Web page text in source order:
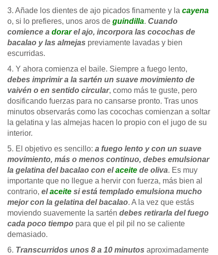
3. Añade los dientes de ajo picados finamente y la cayena
o, si lo prefieres, unos aros de guindilla. Cuando
comience a dorarel ajo, incorpora las cocochas de
bacalao y las almejas previamente lavadas y bien
escurridas.
4. Y ahora comienza el baile. Siempre a fuego lento,
debes imprimir a la sartén un suave movimiento de
vaivén o en sentido circular, como más te guste, pero
dosificando fuerzas para no cansarse pronto. Tras unos
minutos observarás como las cocochas comienzan a soltar
la gelatina y las almejas hacen lo propio con el jugo de su
interior.
5. El objetivo es sencillo: a fuego lento y con un suave
movimiento, más o menos continuo, debes emulsionar
la gelatina del bacalao con elaceite de oliva. Es muy
importante que no llegue a hervir con fuerza, más bien al
contrario, elaceite si está templado emulsiona mucho
mejor con la gelatina del bacalao. A la vez que estás
moviendo suavemente la sartén debes retirarla del fuego
cada poco tiempo para que el pil pil no se caliente
demasiado.
6. Transcurridos unos 8 a 10 minutos aproximadamente